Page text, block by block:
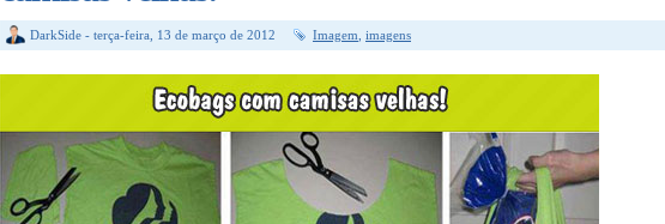
DarkSide - terça-feira, 13 de março de 2012 Imagem imagens